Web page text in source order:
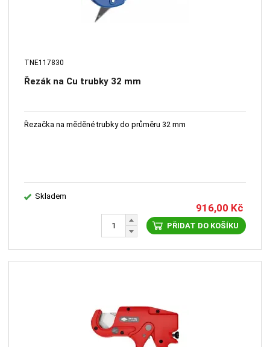
TNE117830
Řezák na Cu trubky 32 mm
Řezačka na měděné trubky do průměru 32 mm
Skladem
916,00 Kč
PŘIDAT DO KOŠÍKU